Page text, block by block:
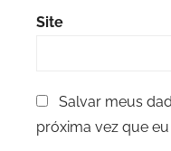
Site
Salvar meus
próxima vez que